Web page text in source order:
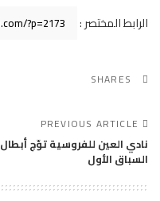
الرابط المختصر :
SHARES
PREVIOUS ARTICLE
نادي العين للفروسية توّج أبطال
السباق الأول